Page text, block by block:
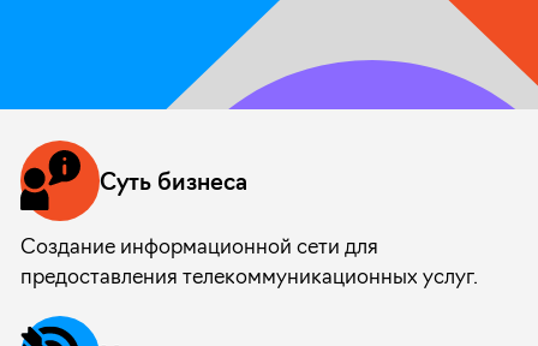
Суть бизнеса
Создание информационной сети для
предоставления телекоммуникационных услуг.